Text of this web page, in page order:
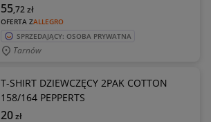
OFERTA ZALLEGRO
55,72zł
SPRZEDAJĄCY: OSOBA PRYWATNA
Tarnów
T-SHIRT DZIEWCZĘCY 2PAK COTTON
158/164 PEPPERTS
20zł